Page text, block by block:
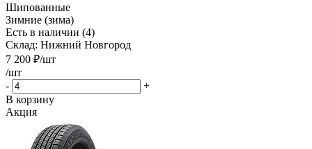
Шипованные
Зимние (зима)
Есть в наличии (4)
Склад: Нижний Новгород
7 200 ₽/шт
/шт
-
+
В корзину
Акция